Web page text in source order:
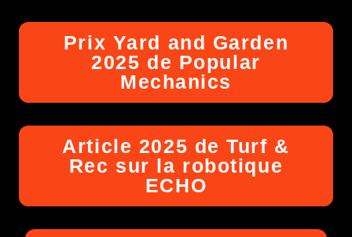
Prix Yard and Garden
2025 de Popular
Mechanics
Article 2025 de Turf &
Rec sur la robotique
ECHO